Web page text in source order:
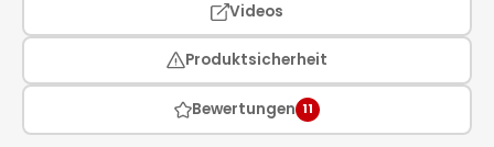
Videos
Produktsicherheit
Bewertungen 11